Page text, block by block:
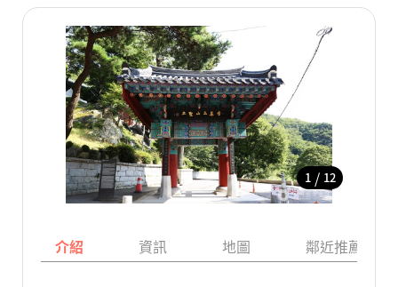
1 / 12
介紹 資訊 地圖 鄰近推薦景點